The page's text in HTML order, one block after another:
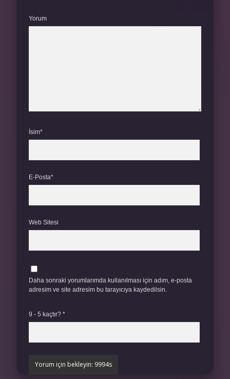
Yorum
İsim*
E-Posta*
Web Sitesi
Daha sonraki yorumlarımda kullanılması için adım, e-posta
adresim ve site adresim bu tarayıcıya kaydedilsin.
9 - 5 kaçtır? *